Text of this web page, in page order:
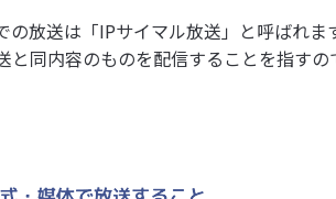
放送は「IPサイマル放送」と呼ばれま
同内容のものを配信することを指すの